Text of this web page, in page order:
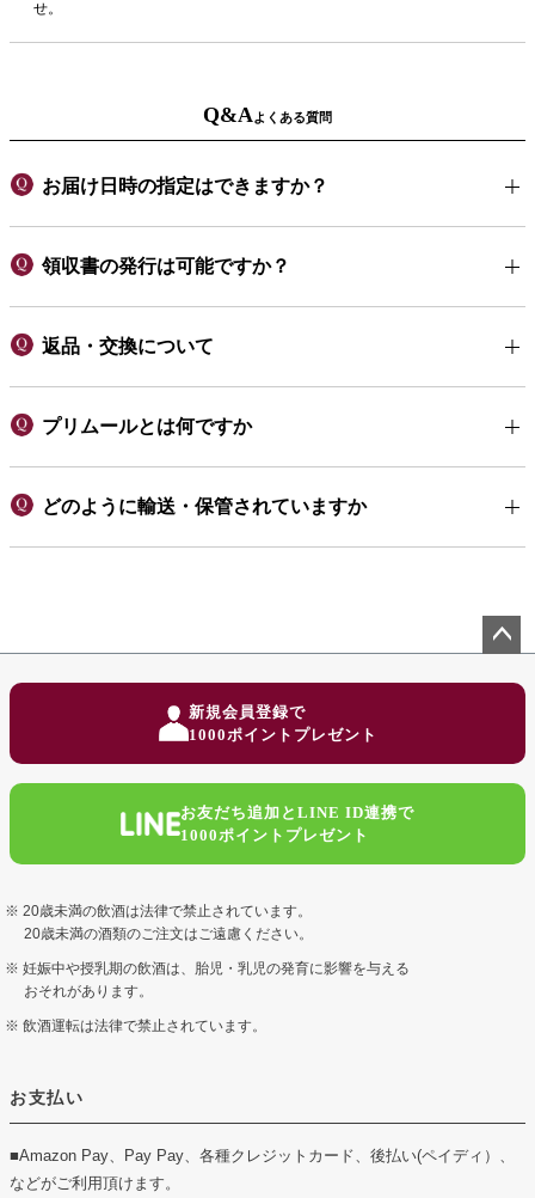
せ。
Q&Aよくある質問
お届け日時の指定はできますか？
領収書の発行は可能ですか？
返品・交換について
プリムールとは何ですか
どのように輸送・保管されていますか
新規会員登録で
1000ポイントプレゼント
お友だち追加とLINE ID連携で
1000ポイントプレゼント
20歳未満の飲酒は法律で禁止されています。
20歳未満の酒類のご注文はご遠慮ください。
妊娠中や授乳期の飲酒は、胎児・乳児の発育に影響を与える
おそれがあります。
飲酒運転は法律で禁止されています。
お支払い
■Amazon Pay、Pay Pay、各種クレジットカード、後払い(ペイディ）、
などがご利用頂けます。